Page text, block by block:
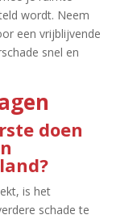
wordt.​ Neem
een vrijblijvende
snel en
doen
is het
schade te